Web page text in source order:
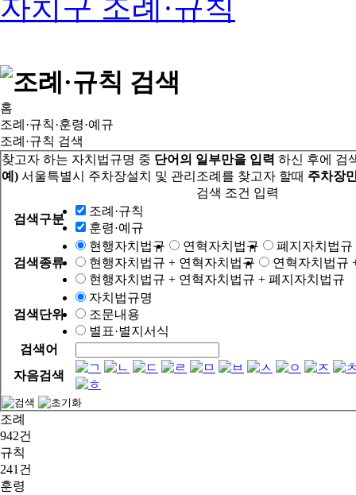
자치구 조례·규칙
홈
조례·규칙·훈령·예규
조례·규칙 검색
찾고자 하는 자치법규명 중 단어의 일부만을 입력 하신 후에 검
예) 서울특별시 주차장설치 및 관리조례를 찾고자 할때 주차장
검색 조건 입력
검색구분
조례·규칙
훈령·예규
검색종류
현행자치법규 연혁자치법규
폐지자치법규
현행자치법규 + 연혁자치법규
연혁자치법규
현행자치법규 + 연혁자치법규 + 폐지자치법규
검색단위
자치법규명
조문내용
별표·별지서식
검색어
자음검색
조례
942건
규칙
241건
훈령